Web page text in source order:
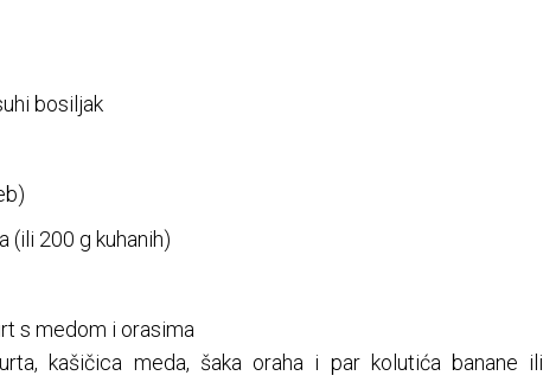
bosiljak
(ili 200 g kuhanih)
s medom i orasima
kašičica meda, šaka oraha i par kolutića banane ili